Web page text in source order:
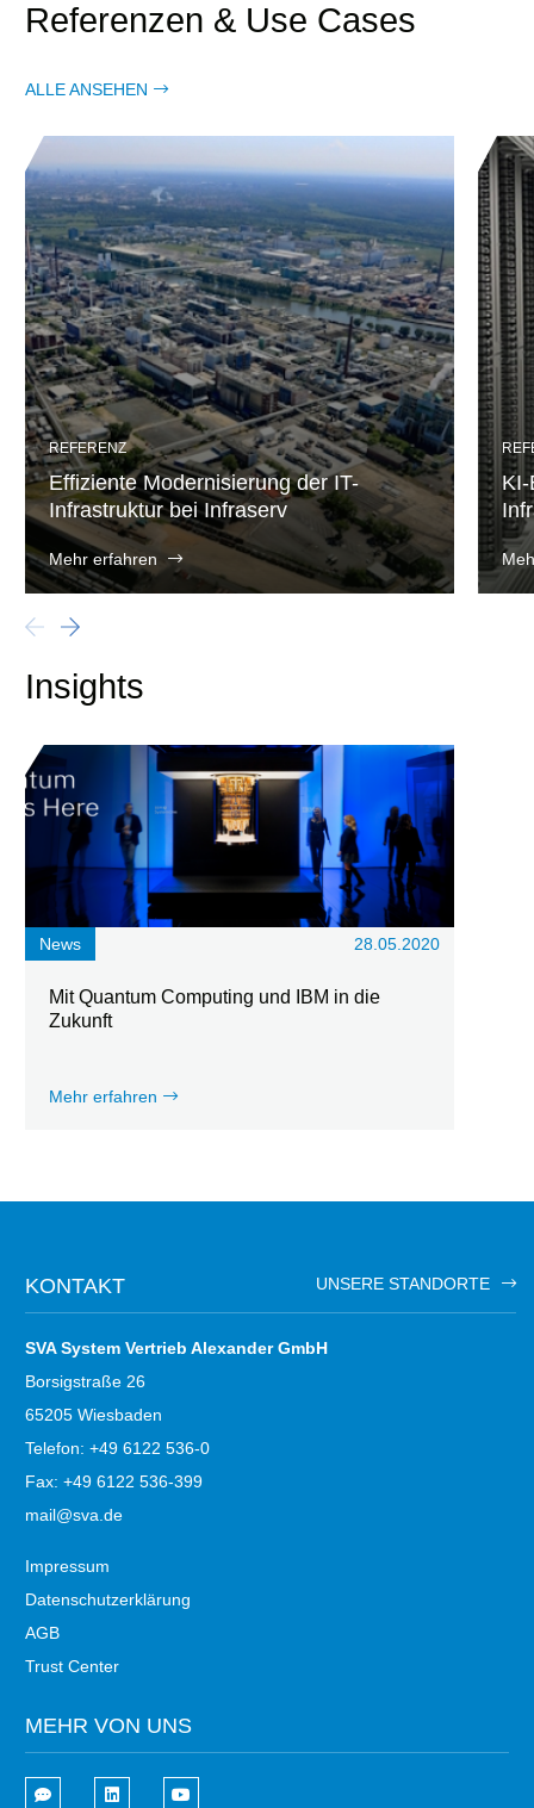
Referenzen & Use Cases
ALLE ANSEHEN
REFERENZ
Effiziente Modernisierung der IT-
Infrastruktur bei Infraserv
Mehr erfahren
Insights
News 28.05.2020
Mit Quantum Computing und IBM in die
Zukunft
Mehr erfahren
KONTAKT UNSERE STANDORTE
SVA System Vertrieb Alexander GmbH
Borsigstraße 26
65205 Wiesbaden
Telefon: +49 6122 536-0
Fax: +49 6122 536-399
mail@sva.de
Impressum
Datenschutzerklärung
AGB
Trust Center
MEHR VON UNS